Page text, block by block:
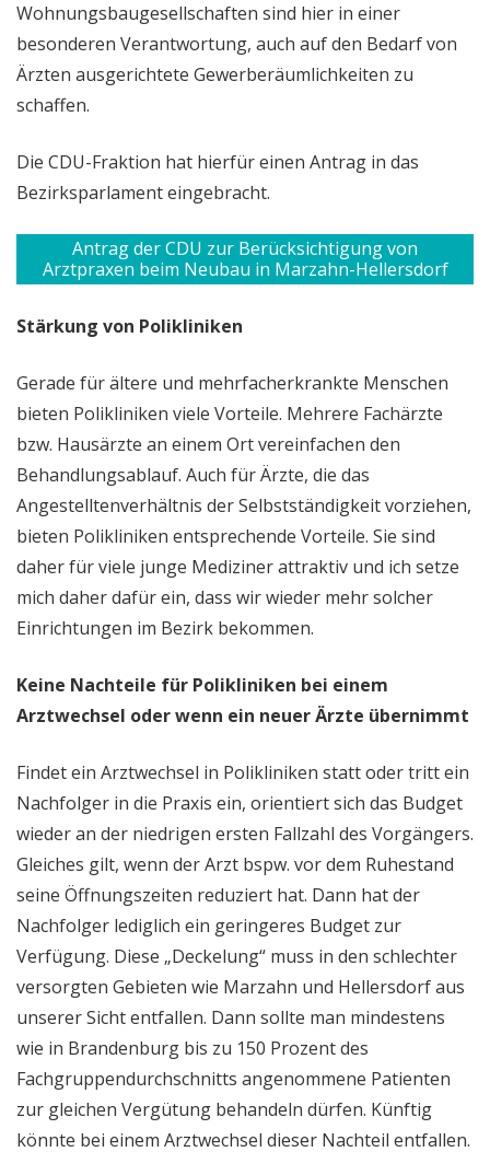
Wohnungsbaugesellschaften sind hier in einer
besonderen Verantwortung, auch auf den Bedarf von
Ärzten ausgerichtete Gewerberäumlichkeiten zu
schaffen.
Die CDU-Fraktion hat hierfür einen Antrag in das
Bezirksparlament eingebracht.
Antrag der CDU zur Berücksichtigung von
Arztpraxen beim Neubau in Marzahn-Hellersdorf
Stärkung von Polikliniken
Gerade für ältere und mehrfacherkrankte Menschen
bieten Polikliniken viele Vorteile. Mehrere Fachärzte
bzw. Hausärzte an einem Ort vereinfachen den
Behandlungsablauf. Auch für Ärzte, die das
Angestelltenverhältnis der Selbstständigkeit vorziehen,
bieten Polikliniken entsprechende Vorteile. Sie sind
daher für viele junge Mediziner attraktiv und ich setze
mich daher dafür ein, dass wir wieder mehr solcher
Einrichtungen im Bezirk bekommen.
Keine Nachteile für Polikliniken bei einem
Arztwechsel oder wenn ein neuer Ärzte übernimmt
Findet ein Arztwechsel in Polikliniken statt oder tritt ein
Nachfolger in die Praxis ein, orientiert sich das Budget
wieder an der niedrigen ersten Fallzahl des Vorgängers.
Gleiches gilt, wenn der Arzt bspw. vor dem Ruhestand
seine Öffnungszeiten reduziert hat. Dann hat der
Nachfolger lediglich ein geringeres Budget zur
Verfügung. Diese „Deckelung“ muss in den schlechter
versorgten Gebieten wie Marzahn und Hellersdorf aus
unserer Sicht entfallen. Dann sollte man mindestens
wie in Brandenburg bis zu 150 Prozent des
Fachgruppendurchschnitts angenommene Patienten
zur gleichen Vergütung behandeln dürfen. Künftig
könnte bei einem Arztwechsel dieser Nachteil entfallen.